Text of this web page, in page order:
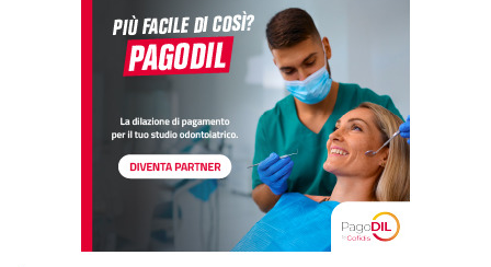
guarire un granuloma (che è molto probabile che lei abbia...o
possiamo chiamarla più genericamente area di osteolisi
periapicale, espressione dell'infezione) è importante per
l’organismo intero perché mette a riparo dalle malattie focali a
distanza di organi importanti che hanno il loro Fucus di partenza
"in cavità dell’organismo comunicanti con l’esterno", in questo
caso la zona di osteolisi periapicale, granuloma o anche cisti che
siano o parodontite acuta periapicale o tasche parodontali o altre
infezioni presenti in bocca…appunto in una cavità del corpo
umano, comunicante con l’esterno.... le lascio una foto di un caso
di frattura, con sfondamento del pavimento della camera pulpare
e difetti ossei complessi e misti a più pareti con gravi problemi
parodontali ed endodontici......CURATO ed in bocca da 30 anni!!!....
legga tra le mie pubblicazioni cliccando il nome: Riabilitazione
Orale Parodontale e Protesica Completa, in un Caso Complesso di
Compromissione Grave Parodontale ossea, conservativa,
endodontica, protesica in presenza di insufficienza di gengiva
aderente...........:....... ....Cordialmente Gustavo Petti,